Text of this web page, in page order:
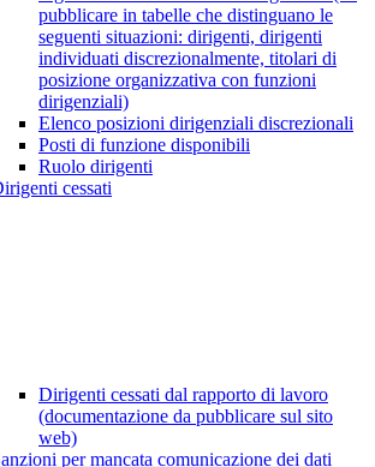
pubblicare in tabelle che distinguano le
seguenti situazioni: dirigenti, dirigenti
individuati discrezionalmente, titolari di
posizione organizzativa con funzioni
dirigenziali)
Elenco posizioni dirigenziali discrezionali
Posti di funzione disponibili
Ruolo dirigenti
cessati
Dirigenti cessati dal rapporto di lavoro
(documentazione da pubblicare sul sito
web)
per mancata comunicazione dei dati